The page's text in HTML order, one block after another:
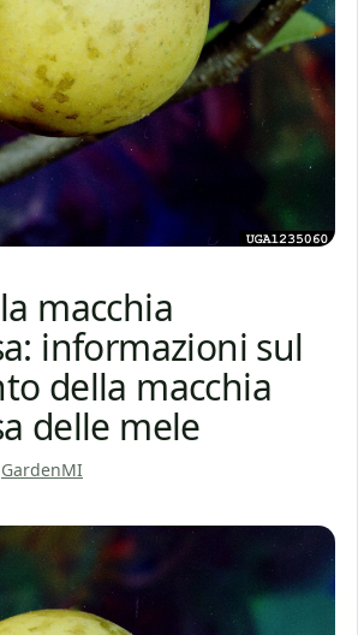
macchia
informazioni sul
della macchia
delle mele
GardenMI